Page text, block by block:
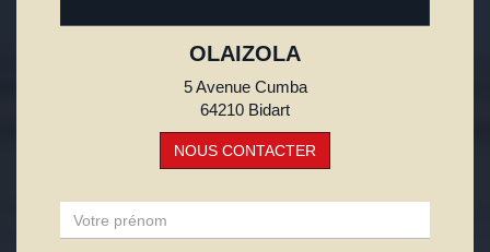
OLAIZOLA
5 Avenue Cumba
64210 Bidart
NOUS CONTACTER